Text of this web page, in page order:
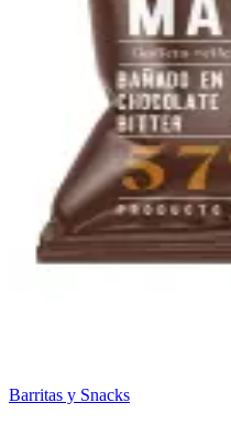
Barritas y Snacks